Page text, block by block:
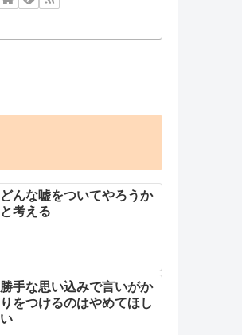
どんな嘘をついてやろうか
と考える
勝手な思い込みで言いがか
りをつけるのはやめてほし
い